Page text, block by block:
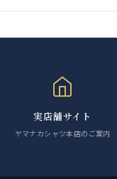
実店舗サイト
ヤマナカシャツ本店のご案内